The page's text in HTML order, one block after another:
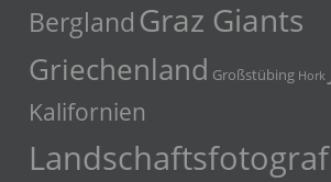
Bergland Graz Giants
Griechenland Großstübing Hork
Kalifornien